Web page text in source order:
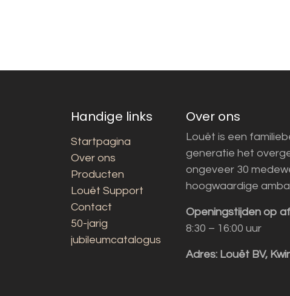
Handige links
Startpagina
Over ons
Producten
Louët Support
Contact
50-jarig
jubileumcatalogus
Over ons
Louët is een
generatie het
ongeveer 30
hoogwaardige
Openingstijden op
8:30 – 16:00 uur
Adres: Louët BV,